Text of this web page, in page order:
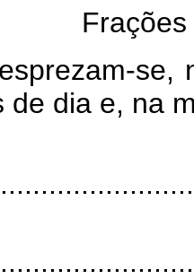
se,
de dia e, na